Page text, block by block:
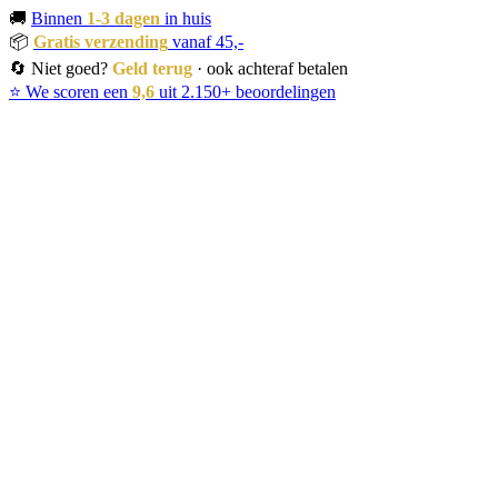
🚚 Binnen 1-3 dagen in huis
📦 Gratis verzending vanaf 45,-
🔄 Niet goed? Geld terug · ook achteraf betalen
⭐ We scoren een 9,6 uit 2.150+ beoordelingen